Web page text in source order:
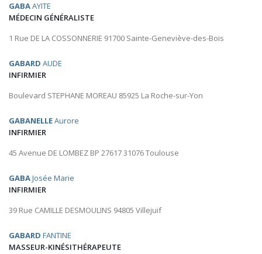
GABAAYITE
MÉDECIN GÉNÉRALISTE
1 Rue DE LA COSSONNERIE 91700 Sainte-Geneviève-des-Bois
GABARD AUDE
INFIRMIER
Boulevard STEPHANE MOREAU 85925 La Roche-sur-Yon
GABANELLEAurore
INFIRMIER
45 Avenue DE LOMBEZ BP 27617 31076 Toulouse
GABAJosée Marie
INFIRMIER
39 Rue CAMILLE DESMOULINS 94805 Villejuif
GABARD FANTINE
MASSEUR-KINÉSITHÉRAPEUTE